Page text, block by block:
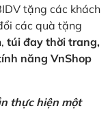
tặng các khách
các quà tặng
túi đay thời trang,
năng VnShop
thực hiện một